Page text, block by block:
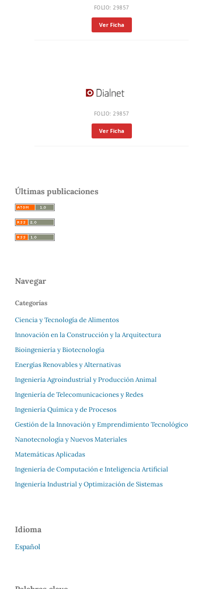
FOLIO: 29857
Ver Ficha
FOLIO: 29857
Ver Ficha
Últimas publicaciones
Navegar
Categorías
Ciencia y Tecnología de Alimentos
Innovación en la Construcción y la Arquitectura
Bioingeniería y Biotecnología
Energías Renovables y Alternativas
Ingeniería Agroindustrial y Producción Animal
Ingeniería de Telecomunicaciones y Redes
Ingeniería Química y de Procesos
Gestión de la Innovación y Emprendimiento Tecnológico
Nanotecnología y Nuevos Materiales
Matemáticas Aplicadas
Ingeniería de Computación e Inteligencia Artificial
Ingeniería Industrial y Optimización de Sistemas
Idioma
Español